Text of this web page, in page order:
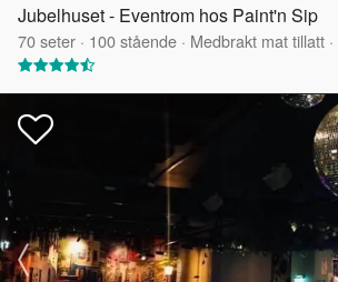
Jubelhuset - Eventrom hos Paint'n Sip
70seter · 100stående · Medbrakt mat tillatt ·